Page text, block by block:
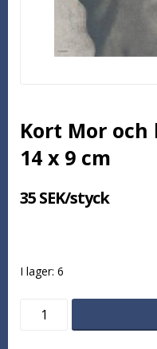
Kort Mor och
14 x 9 cm
35 SEK/styck
I lager: 6